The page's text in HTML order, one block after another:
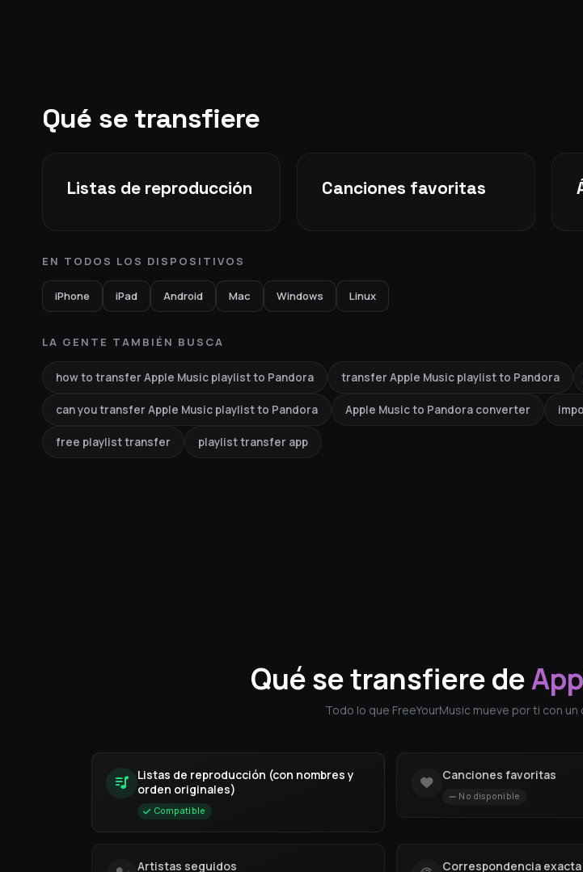
Qué se transfiere
Listas de reproducción Canciones favoritas
EN TODOS LOS DISPOSITIVOS
iPhone iPad Android Mac Windows Linux
LA GENTE TAMBIÉN BUSCA
how to transfer Apple Music playlist to Pandora transfer Apple Music playlist to Pandora
can you transfer Apple Music playlist to Pandora Apple Music to Pandora converter
free playlist transfer playlist transfer app
Qué se transfiere de
Todo lo que FreeYourMusic mueve por ti con
Listas de reproducción (con nombres y
orden originales)
Compatible
Canciones favoritas
No disponible
Artistas seguidos Correspondencia